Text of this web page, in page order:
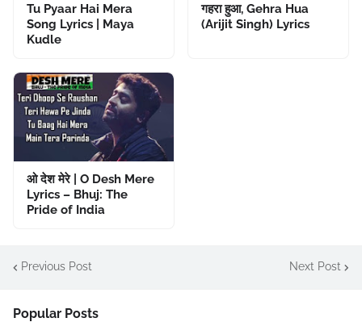
Tu Pyaar Hai Mera
Song Lyrics | Maya
Kudle
गहरा हुआ, Gehra Hua
(Arijit Singh) Lyrics
ओ देश मेरे | O Desh Mere
Lyrics – Bhuj: The
Pride of India
Previous Post Next Post
Popular Posts